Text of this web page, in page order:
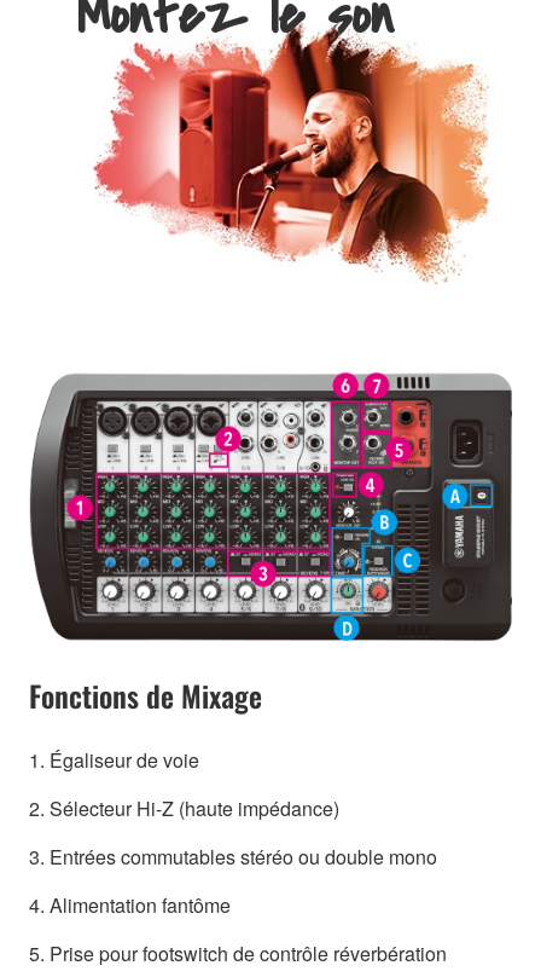
Fonctions de Mixage
1. Égaliseur de voie
2. Sélecteur Hi-Z (haute impédance)
3. Entrées commutables stéréo ou double mono
4. Alimentation fantôme
5. Prise pour footswitch de contrôle réverbération